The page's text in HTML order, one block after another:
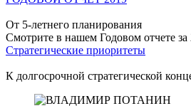
От 5-летнего планирования
Смотрите в нашем Годовом отчете за
Стратегические приоритеты
К долгосрочной стратегической